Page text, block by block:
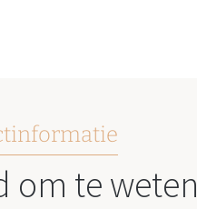
om te weten